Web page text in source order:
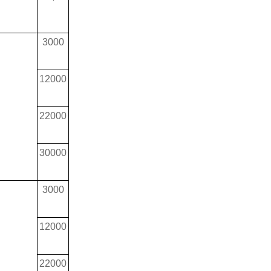
3000
12000
22000
30000
3000
12000
22000